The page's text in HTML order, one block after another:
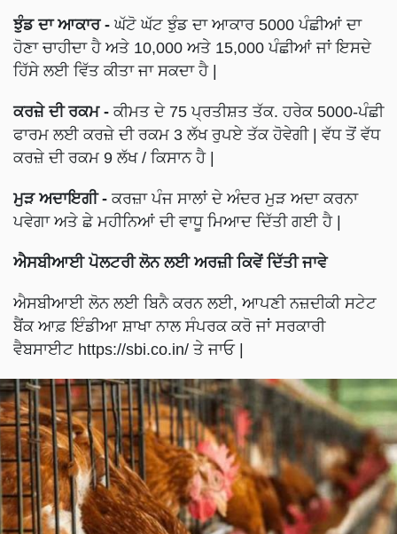
ਝੁੰਡ ਦਾ ਆਕਾਰ - ਘੱਟੋ ਘੱਟ ਝੁੰਡ ਦਾ ਆਕਾਰ 5000 ਪੰਛੀਆਂ ਦਾ
ਹੋਣਾ ਚਾਹੀਦਾ ਹੈ ਅਤੇ 10,000 ਅਤੇ 15,000 ਪੰਛੀਆਂ ਜਾਂ ਇਸਦੇ
ਹਿੱਸੇ ਲਈ ਵਿੱਤ ਕੀਤਾ ਜਾ ਸਕਦਾ ਹੈ |
ਕਰਜ਼ੇ ਦੀ ਰਕਮ - ਕੀਮਤ ਦੇ 75 ਪ੍ਰਤੀਸ਼ਤ ਤੱਕ. ਹਰੇਕ 5000-ਪੰਛੀ
ਫਾਰਮ ਲਈ ਕਰਜ਼ੇ ਦੀ ਰਕਮ 3 ਲੱਖ ਰੁਪਏ ਤੱਕ ਹੋਵੇਗੀ | ਵੱਧ ਤੋਂ ਵੱਧ
ਕਰਜ਼ੇ ਦੀ ਰਕਮ 9 ਲੱਖ / ਕਿਸਾਨ ਹੈ |
ਮੁੜ ਅਦਾਇਗੀ - ਕਰਜ਼ਾ ਪੰਜ ਸਾਲਾਂ ਦੇ ਅੰਦਰ ਮੁੜ ਅਦਾ ਕਰਨਾ
ਪਵੇਗਾ ਅਤੇ ਛੇ ਮਹੀਨਿਆਂ ਦੀ ਵਾਧੂ ਮਿਆਦ ਦਿੱਤੀ ਗਈ ਹੈ |
ਐਸਬੀਆਈ ਪੋਲਟਰੀ ਲੋਨ ਲਈ ਅਰਜ਼ੀ ਕਿਵੇਂ ਦਿੱਤੀ ਜਾਵੇ
ਐਸਬੀਆਈ ਲੋਨ ਲਈ ਬਿਨੈ ਕਰਨ ਲਈ, ਆਪਣੀ ਨਜ਼ਦੀਕੀ ਸਟੇਟ
ਬੈਂਕ ਆਫ਼ ਇੰਡੀਆ ਸ਼ਾਖਾ ਨਾਲ ਸੰਪਰਕ ਕਰੋ ਜਾਂ ਸਰਕਾਰੀ
ਵੈਬਸਾਈਟ https://sbi.co.in/ ਤੇ ਜਾਓ |